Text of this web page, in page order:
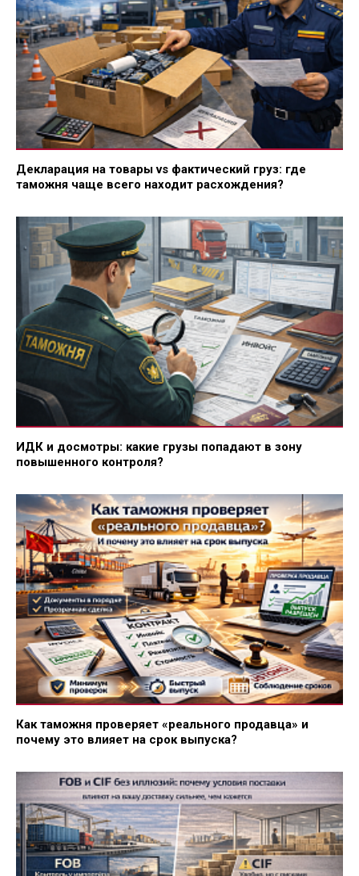
Декларация на товары vs фактический груз: где
таможня чаще всего находит расхождения?
ИДК и досмотры: какие грузы попадают в зону
повышенного контроля?
Как таможня проверяет «реального продавца» и
почему это влияет на срок выпуска?